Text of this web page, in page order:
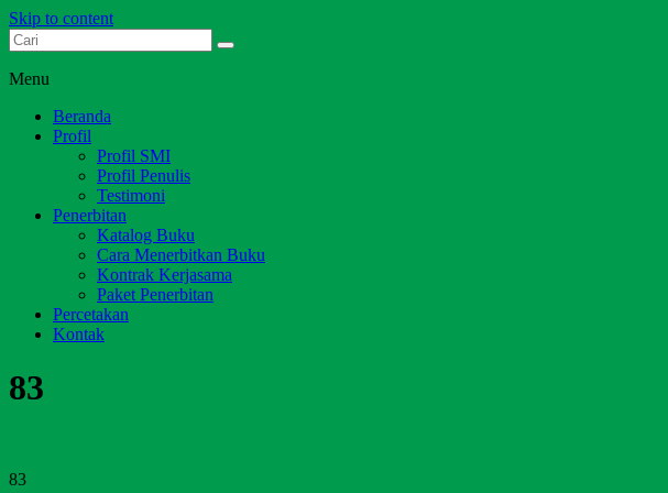
Skip to content
Dari Jambi untuk Indonesia
Menu
Beranda
Profil
Profil SMI
Profil Penulis
Testimoni
Penerbitan
Katalog Buku
Cara Menerbitkan Buku
Kontrak Kerjasama
Paket Penerbitan
Percetakan
Kontak
83
83